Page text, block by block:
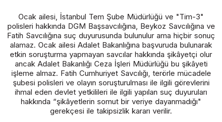
Ocak ailesi, İstanbul Tem Şube Müdürlüğü ve "Tim-3"
polisleri hakkında DGM Başsavcılığına, Beykoz Savcılığına ve
Fatih Savcılığına suç duyurusunda bulunulur ama hiçbir sonuç
alamaz. Ocak ailesi Adalet Bakanlığına başvuruda bulunarak
etkin soruşturma yapmayan savcılar hakkında şikâyetçi olur
ancak Adalet Bakanlığı Ceza İşleri Müdürlüğü bu şikâyeti
işleme almaz. Fatih Cumhuriyet Savcılığı, terörle mücadele
şubesi polisleri ve olayın soruşturulması ile ilgili görevlerini
ihmal eden devlet yetkilileri ile ilgili yapılan suç duyuruları
hakkında “şikâyetlerin somut bir veriye dayanmadığı"
gerekçesi ile takipsizlik kararı verilir.